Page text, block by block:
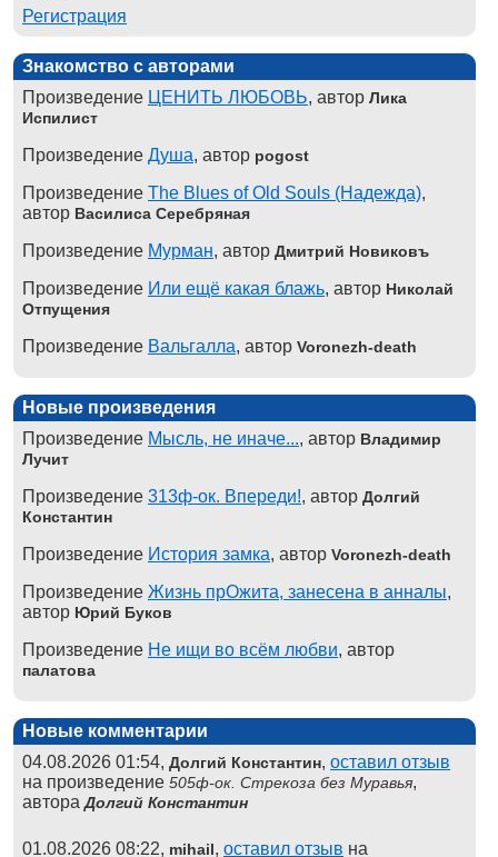
Регистрация
Знакомство с авторами
Произведение ЦЕНИТЬ ЛЮБОВЬ, автор Лика
Испилист
Произведение Душа, автор pogost
Произведение The Blues of Old Souls (Надежда),
автор Василиса Серебряная
Произведение Мурман, автор Дмитрий Новиковъ
Произведение Или ещё какая блажь, автор Николай
Отпущения
Произведение Вальгалла, автор Voronezh-death
Новые произведения
Произведение Мысль, не иначе..., автор Владимир
Лучит
Произведение 313ф-ок. Впереди!, автор Долгий
Константин
Произведение История замка, автор Voronezh-death
Произведение Жизнь прОжита, занесена в анналы,
автор Юрий Буков
Произведение Не ищи во всём любви, автор
палатова
Новые комментарии
04.08.2026 01:54, Долгий Константин, оставил отзыв
на произведение 505ф-ок. Стрекоза без Муравья,
автораДолгий Константин
01.08.2026 08:22, mihail, оставил отзыв на